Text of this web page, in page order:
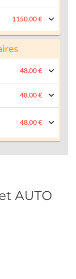
1150.00 €
48.00 €
48.00 €
48.00 €
AUTO